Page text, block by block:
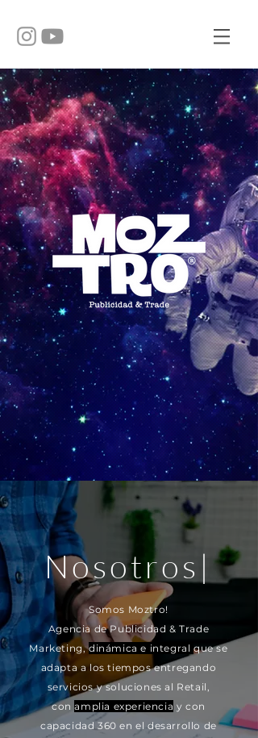
Nosotros|
Somos Moztro!
Agencia de Publicidad & Trade
Marketing,dinámica e integral que se
adapta a los tiempos entregando
servicios y soluciones al Retail,
conamplia experiencia y con
capacidad 360 en el desarrollo de